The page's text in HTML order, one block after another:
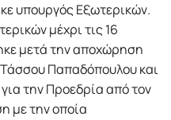
υπουργός Εξωτερικών.
μέχρι τις 16
μετά την αποχώρηση
Παπαδόπουλου και
την Προεδρία από τον
με την οποία